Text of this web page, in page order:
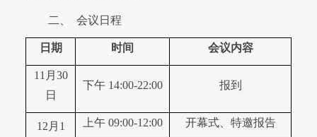
二、 会议日程
日期 时间 会议内容
11月30
日
下午 14:00-22:00 报到
12月1
上午 09:00-12:00 开幕式、特邀报告